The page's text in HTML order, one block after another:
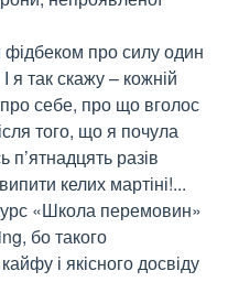
про силу один
я так скажу – кожній
себе, про що вголос
того, що я почула
п’ятнадцять разів
келих мартіні!...
«Школа перемовин»
бо такого
і якісного досвіду